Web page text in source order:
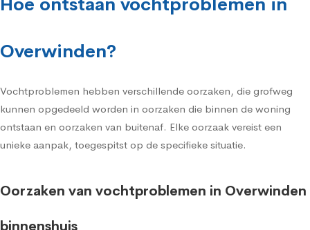
Overwinden?
Vochtproblemen hebben verschillende oorzaken, die grofweg
kunnen opgedeeld worden in oorzaken die binnen de woning
ontstaan en oorzaken van buitenaf. Elke oorzaak vereist een
unieke aanpak, toegespitst op de specifieke situatie.
Oorzaken van vochtproblemen in Overwinden
binnenshuis